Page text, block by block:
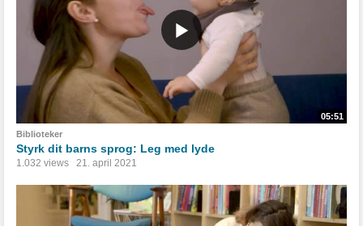
05:51
Biblioteker
Styrk dit barns sprog: Leg med lyde
1.032 views 21. april 2021